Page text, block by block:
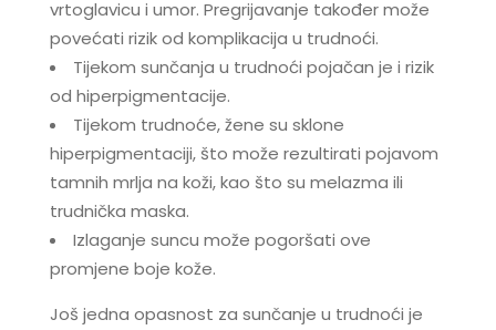
vrtoglavicu i umor. Pregrijavanje također može
povećati rizik od komplikacija u trudnoći.
Tijekom sunčanja u trudnoći pojačan je i rizik
od hiperpigmentacije.
Tijekom trudnoće, žene su sklone
hiperpigmentaciji, što može rezultirati pojavom
tamnih mrlja na koži, kao što su melazma ili
trudnička maska.
Izlaganje suncu može pogoršati ove
promjene boje kože.
Još jedna opasnost za sunčanje u trudnoći je